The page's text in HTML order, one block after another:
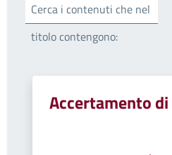
Cerca i contenuti che nel
titolo contengono:
Accertamento